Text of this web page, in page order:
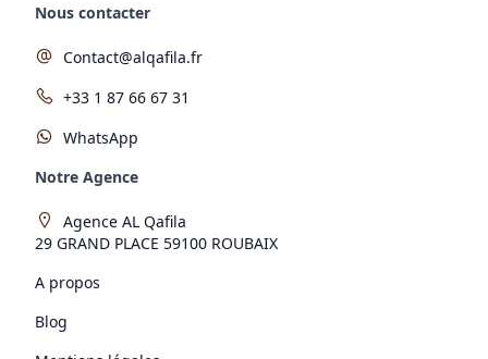
Nous contacter
Contact@alqafila.fr
+33 1 87 66 67 31
WhatsApp
Notre Agence
Agence AL Qafila
29 GRAND PLACE 59100 ROUBAIX
A propos
Blog